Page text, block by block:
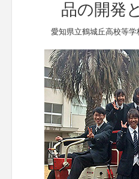
品の開発
愛知県立鶴城丘高校等学